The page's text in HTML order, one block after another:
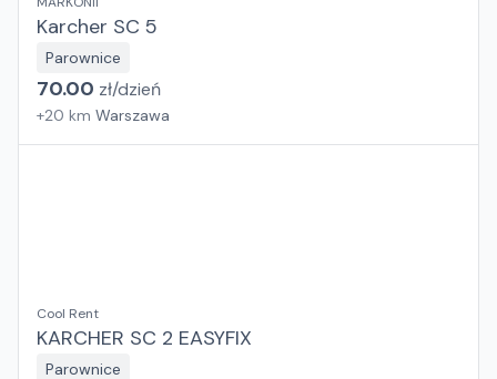
Karcher SC 5
Parownice
70.00 zł/dzień
+20 km Warszawa
Cool Rent
KARCHER SC 2 EASYFIX
Parownice